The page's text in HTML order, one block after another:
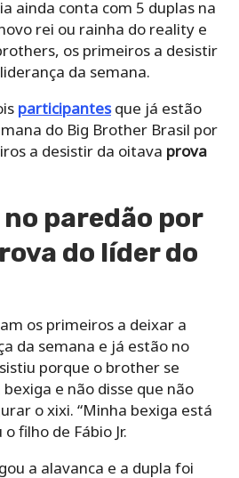
ainda conta com 5 duplas na
rei ou rainha do reality e
os primeiros a desistir
da semana.
participantesque já estão
do Big Brother Brasil por
a desistir da oitava prova
paredão por
do líder do
os primeiros a deixar a
da semana e já estão no
porque o brother se
e não disse que não
o xixi. “Minha bexiga está
filho de Fábio Jr.
a alavanca e a dupla foi